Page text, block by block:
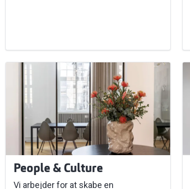
People & Culture
Vi arbejder for at skabe en